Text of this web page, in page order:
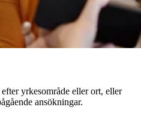
yrkesområde eller ort, eller
ansökningar.